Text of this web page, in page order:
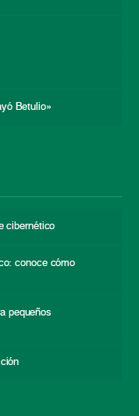
Betulio»
cibernético
conoce cómo
pequeños